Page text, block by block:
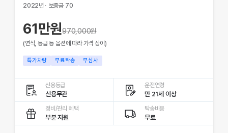
2022년 · 보증금 70
61만원970,000원
(연식, 등급 등 옵션에 따라 가격 상이)
특가차량 무료탁송 무심사
신용등급
신용무관
운전연령
만 21세 이상
정비/관리 혜택
부분 지원
탁송비용
무료